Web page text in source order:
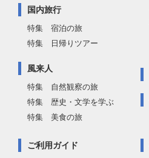
国内旅行
特集 宿泊の旅
特集 日帰りツアー
風来人
特集 自然観察の旅
特集 歴史・文学を学ぶ
特集 美食の旅
ご利用ガイド